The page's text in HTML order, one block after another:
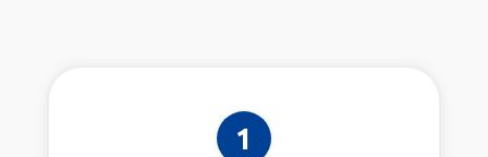
1